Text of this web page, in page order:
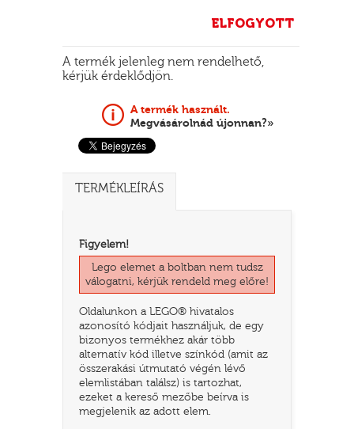
ELFOGYOTT
A termék jelenleg nem rendelhető,
kérjük érdeklődjön.
A termék használt.
Megvásárolnád újonnan?»
TERMÉKLEÍRÁS
Figyelem!
Lego elemet a boltban nem tudsz
válogatni, kérjük rendeld meg előre!
Oldalunkon a LEGO® hivatalos
azonosító kódjait használjuk, de egy
bizonyos termékhez akár több
alternatív kód illetve színkód (amit az
összerakási útmutató végén lévő
elemlistában találsz) is tartozhat,
ezeket a kereső mezőbe beírva is
megjelenik az adott elem.